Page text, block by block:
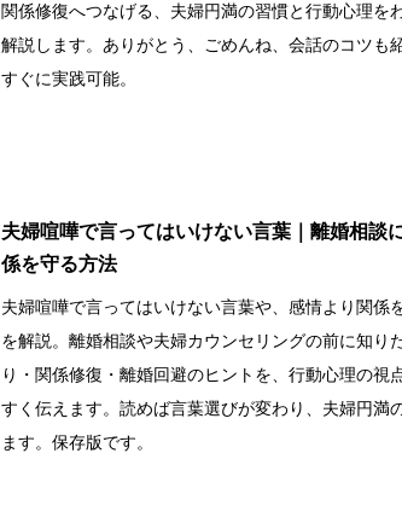
関係修復へつなげる、夫婦円満の習慣と行動心理を
解説します。ありがとう、ごめんね、会話のコツも
すぐに実践可能。
夫婦喧嘩で言ってはいけない言葉｜離婚相談
係を守る方法
夫婦喧嘩で言ってはいけない言葉や、感情より関係
を解説。離婚相談や夫婦カウンセリングの前に知り
り・関係修復・離婚回避のヒントを、行動心理の視
すく伝えます。読めば言葉選びが変わり、夫婦円満
ます。保存版です。